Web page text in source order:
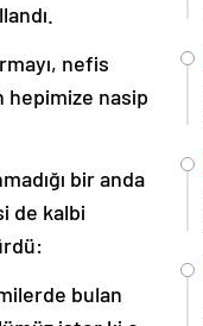
nefis
hepimize nasip
bir anda
de kalbi
bulan